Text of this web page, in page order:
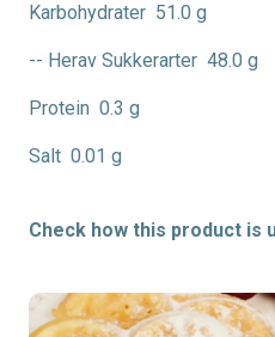
Karbohydrater 51.0 g
-- Herav Sukkerarter 48.0 g
Protein 0.3 g
Salt 0.01 g
Check how this product is